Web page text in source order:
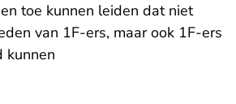
toe kunnen leiden dat niet
van 1F-ers, maar ook 1F-ers
kunnen